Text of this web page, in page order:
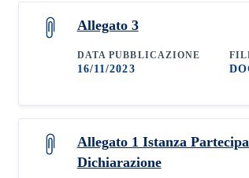
Allegato 3
DATA PUBBLICAZIONE
16/11/2023
Allegato 1 Istanza
Dichiarazione